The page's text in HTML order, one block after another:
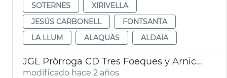
SOTERNES
XIRIVELLA
JESÚS CARBONELL
FONTSANTA
LA LLUM
ALAQUÀS ALDAIA
JGL Pròrroga CD Tres Foeques y Arniches
modificado hace 2 años